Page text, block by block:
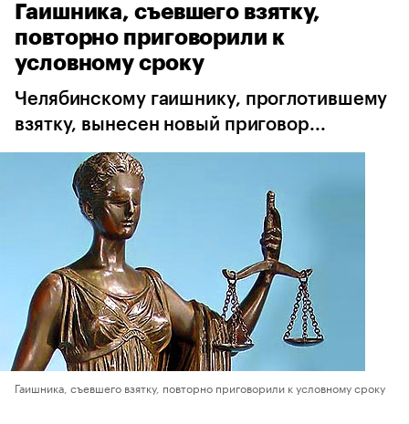
Haval Omoda Lada
Гаишника, съевшего взятку,
повторно приговорили к
условному сроку
Челябинскому гаишнику, проглотившему
взятку, вынесен новый приговор...
Гаишника, съевшего взятку, повторно приговорили к условному сроку